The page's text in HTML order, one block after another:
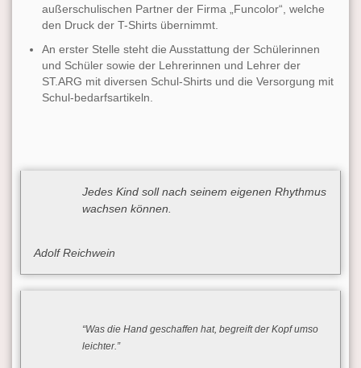
außerschulischen Partner der Firma „Funcolor“, welche
den Druck der T-Shirts übernimmt.
An erster Stelle steht die Ausstattung der Schülerinnen
und Schüler sowie der Lehrerinnen und Lehrer der
ST.ARG mit diversen Schul-Shirts und die Versorgung mit
Schul-bedarfsartikeln.
Jedes Kind soll nach seinem eigenen Rhythmus
wachsen können.
Adolf Reichwein
“Was die Hand geschaffen hat, begreift der Kopf umso
leichter.”